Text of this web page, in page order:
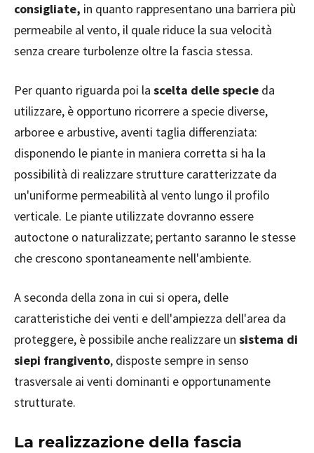
consigliate, in quanto rappresentano una barriera più
permeabile al vento, il quale riduce la sua velocità
senza creare turbolenze oltre la fascia stessa.
Per quanto riguarda poi la scelta delle specie da
utilizzare, è opportuno ricorrere a specie diverse,
arboree e arbustive, aventi taglia differenziata:
disponendo le piante in maniera corretta si ha la
possibilità di realizzare strutture caratterizzate da
un'uniforme permeabilità al vento lungo il profilo
verticale. Le piante utilizzate dovranno essere
autoctone o naturalizzate; pertanto saranno le stesse
che crescono spontaneamente nell'ambiente.
A seconda della zona in cui si opera, delle
caratteristiche dei venti e dell'ampiezza dell'area da
proteggere, è possibile anche realizzare un sistema di
siepi frangivento, disposte sempre in senso
trasversale ai venti dominanti e opportunamente
strutturate.
La realizzazione della fascia